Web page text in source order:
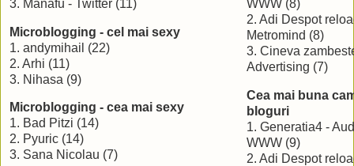
3. Manafu - Twitter (11)
Microblogging - cel mai sexy
1. andymihail (22)
2. Arhi (11)
3. Nihasa (9)
Microblogging - cea mai sexy
1. Bad Pitzi (14)
2. Pyuric (14)
3. Sana Nicolau (7)
WWW (8)
2. Adi Despot
Metromind (8)
3. Cineva
Advertising (7)
Cea mai buna
bloguri
1. Generatia4 -
WWW (9)
2. Adi Despot